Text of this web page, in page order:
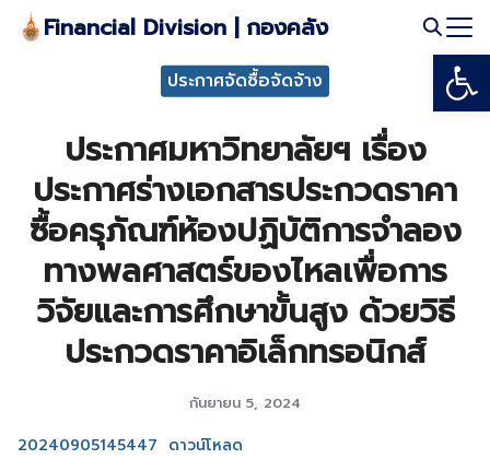
Skip Financial Division | กองคลัง
ประกาศจัดซื้อจัดจ้าง
ประกาศมหาวิทยาลัยฯ เรื่อง
ประกาศร่างเอกสารประกวดราคา
ซื้อครุภัณฑ์ห้องปฏิบัติการจำลอง
ทางพลศาสตร์ของไหลเพื่อการ
วิจัยและการศึกษาขั้นสูง ด้วยวิธี
ประกวดราคาอิเล็กทรอนิกส์
กันยายน 5, 2024
20240905145447 ดาวน์โหลด